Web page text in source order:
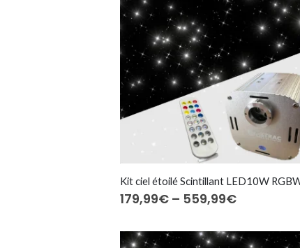
179,99€ – 559,99€Price
through